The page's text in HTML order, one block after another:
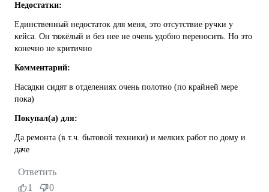
Недостатки:
Единственный недостаток для меня, это отсутствие ручки у
кейса. Он тяжёлый и без нее не очень удобно переносить. Но это
конечно не критично
Комментарий:
Насадки сидят в отделениях очень полотно (по крайней мере
пока)
Покупал(а) для:
Да ремонта (в т.ч. бытовой техники) и мелких работ по дому и
даче
Ответить
1
0